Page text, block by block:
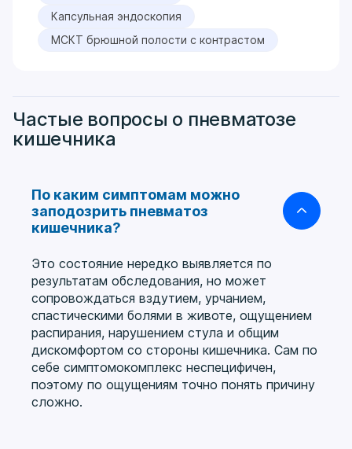
Капсульная эндоскопия
МСКТ брюшной полости с контрастом
Частые вопросы о пневматозе
кишечника
По каким симптомам можно
заподозрить пневматоз
кишечника?
Это состояние нередко выявляется по
результатам обследования, но может
сопровождаться вздутием, урчанием,
спастическими болями в животе, ощущением
распирания, нарушением стула и общим
дискомфортом со стороны кишечника. Сам по
себе симптомокомплекс неспецифичен,
поэтому по ощущениям точно понять причину
сложно.